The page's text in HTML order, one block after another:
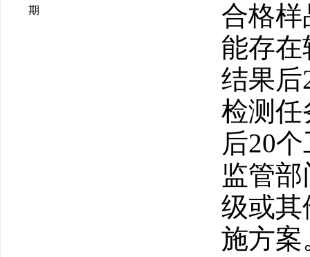
期
合格
能存
结果后
检测任
后20
监管
级或其
施方案